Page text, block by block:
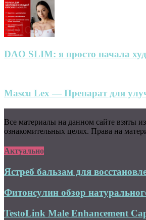
DAO SLIM: я просто начала
Mascu Lex — Препарат для
Все материалы на данном сайте взяты
ознакомительных целях. Права на
Актуально
Ястреб бальзам для
Фитонсулин обзор
TestoLink Male Enhancement